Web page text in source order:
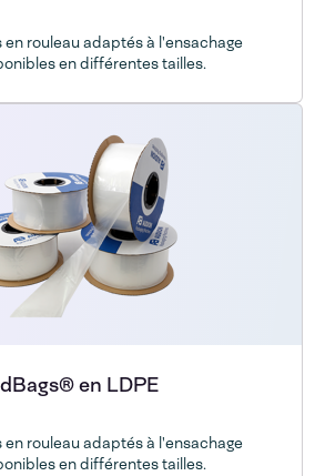
rouleau adaptés à l'ensachage
en différentes tailles.
en LDPE
rouleau adaptés à l'ensachage
en différentes tailles.